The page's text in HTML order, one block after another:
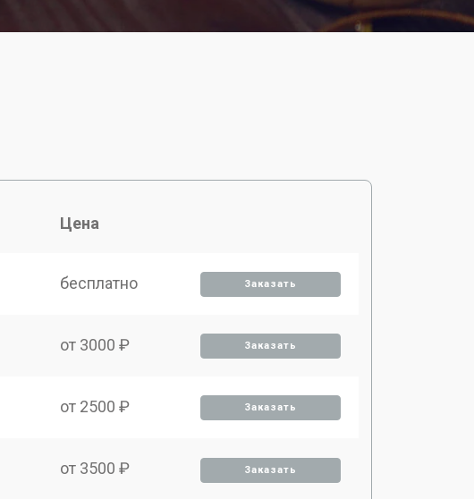
Цена
бесплатно Заказать
от 3000 ₽ Заказать
от 2500 ₽ Заказать
от 3500 ₽ Заказать